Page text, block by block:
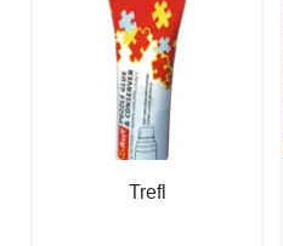
Trefl